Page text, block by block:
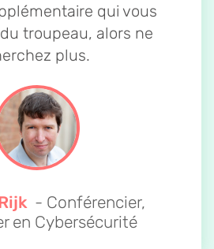
qui vous
troupeau, alors ne
plus.
- Conférencier,
en Cybersécurité